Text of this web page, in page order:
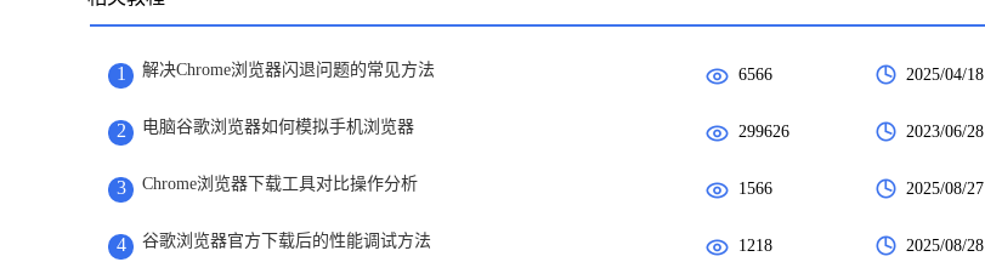
1 解决Chrome浏览器闪退问题的常见方法 6566 2025/04/18
2 电脑谷歌浏览器如何模拟手机浏览器 299626 2023/06/28
3 Chrome浏览器下载工具对比操作分析 1566 2025/08/27
4 谷歌浏览器官方下载后的性能调试方法 1218 2025/08/28